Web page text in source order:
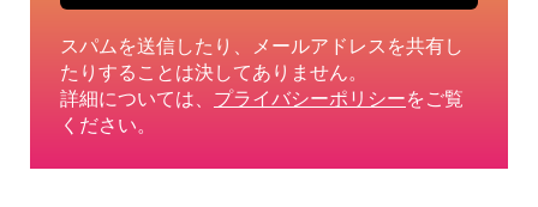
スパムを送信したり、メールアドレスを共有し
たりすることは決してありません。
詳細については、 プライバシーポリシーをご覧
ください。